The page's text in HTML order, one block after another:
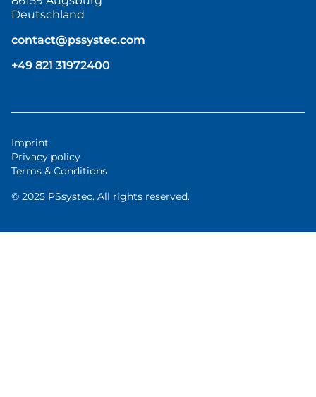
Deutschland
contact@pssystec.com
+49 821 31972400
© 2025 PSsystec. All rights reserved.
Imprint
Privacy policy
Terms & Conditions